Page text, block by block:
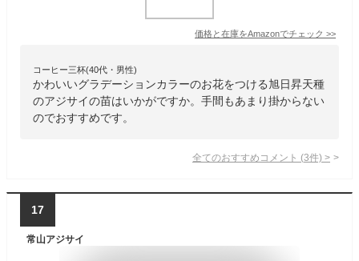
価格と在庫をAmazonでチェック >>
コーヒー三杯(40代・男性)
かわいいグラデーションカラーのお花をつける旭日昇天種
のアジサイの苗はいかがですか。手間もあまり掛からない
のでおすすめです。
全てのおすすめコメント (3件) >
17
常山アジサイ